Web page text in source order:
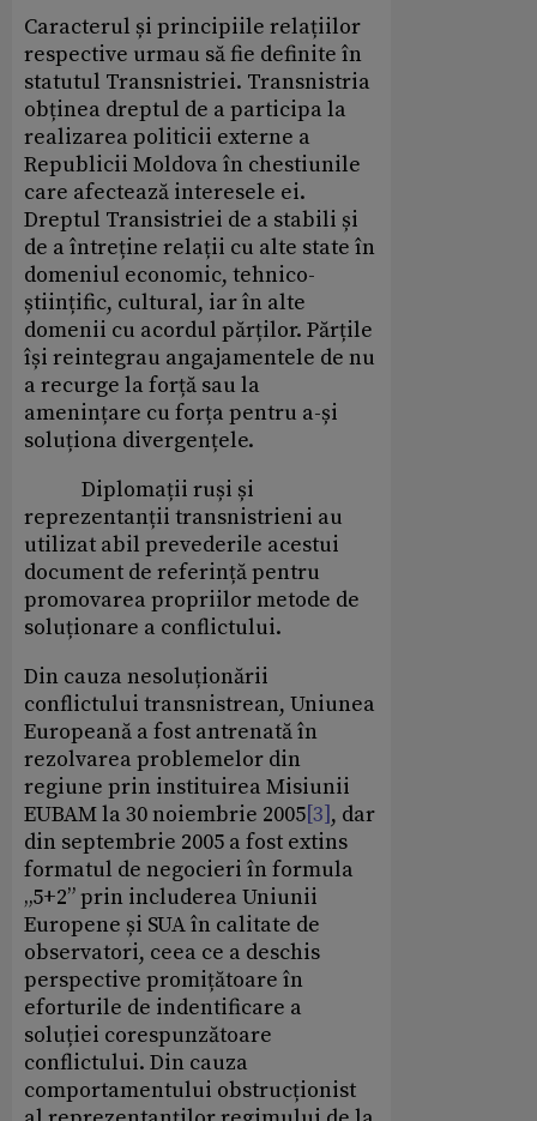
Caracterul și principiile relațiilor
respective urmau să fie definite în
statutul Transnistriei. Transnistria
obținea dreptul de a participa la
realizarea politicii externe a
Republicii Moldova în chestiunile
care afectează interesele ei.
Dreptul Transistriei de a stabili și
de a întreține relații cu alte state în
domeniul economic, tehnico-
științific, cultural, iar în alte
domenii cu acordul părților. Părțile
își reintegrau angajamentele de nu
a recurge la forță sau la
amenințare cu forța pentru a-și
soluționa divergențele.
Diplomații ruși și
reprezentanții transnistrieni au
utilizat abil prevederile acestui
document de referință pentru
promovarea propriilor metode de
soluționare a conflictului.
Din cauza nesoluționării
conflictului transnistrean, Uniunea
Europeană a fost antrenată în
rezolvarea problemelor din
regiune prin instituirea Misiunii
EUBAM la 30 noiembrie 2005[3], dar
din septembrie 2005 a fost extins
formatul de negocieri în formula
„5+2” prin includerea Uniunii
Europene și SUA în calitate de
observatori, ceea ce a deschis
perspective promițătoare în
eforturile de indentificare a
soluției corespunzătoare
conflictului. Din cauza
comportamentului obstrucționist